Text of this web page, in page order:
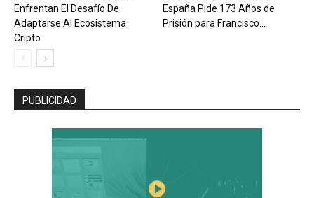
Enfrentan El Desafío De
Adaptarse Al Ecosistema
Cripto
España Pide 173 Años de
Prisión para Francisco...
PUBLICIDAD